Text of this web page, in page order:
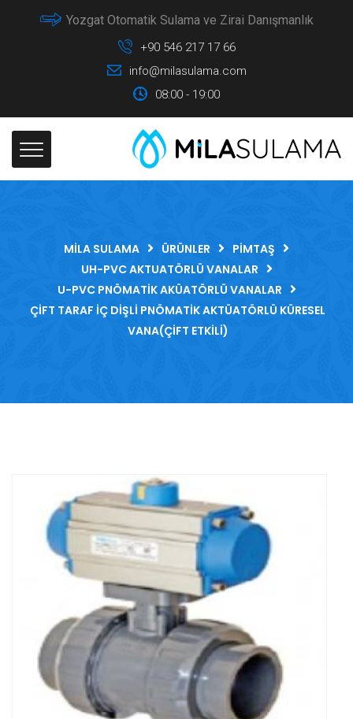
Yozgat Otomatik Sulama ve Zirai Danışmanlık
+90 546 217 17 66
info@milasulama.com
08:00 - 19:00
MILA SULAMA ÜRÜNLER
PIMTAŞ
UH-PVC AKTUATÖRLÜ VANALAR
U-PVC PNÖMATIK AKÜATÖRLÜ VANALAR
ÇIFT TARAF İÇ DIŞLI PNÖMATIK AKTÜATÖRLÜ KÜRESEL
VANA(ÇIFT ETKILI)